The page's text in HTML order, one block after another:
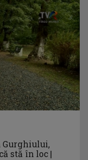
de ...
Gurghiului,
stă în loc |